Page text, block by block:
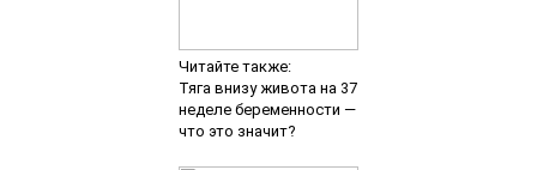
Читайте также:
Тяга внизу живота на 37
неделе беременности —
что это значит?